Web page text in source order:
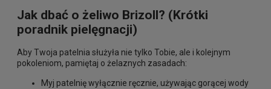
Jak dbać o żeliwo Brizoll? (Krótki
poradnik pielęgnacji)
Aby Twoja patelnia służyła nie tylko Tobie, ale i kolejnym
pokoleniom, pamiętaj o żelaznych zasadach:
Myj patelnię wyłącznie ręcznie, używając gorącej wody